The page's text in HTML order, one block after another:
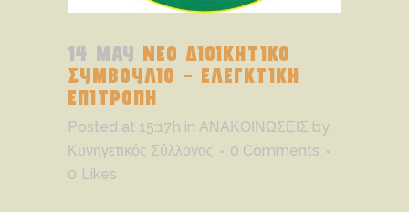
14 MAY ΝΕΟ ΔΙΟΙΚΗΤΙΚΟ
ΣΥΜΒΟΥΛΙΟ – ΕΛΕΓΚΤΙΚΗ
ΕΠΙΤΡΟΠΗ
Posted at 15:17h in ΑΝΑΚΟΙΝΩΣΕΙΣ by
Κυνηγετικός Σύλλογος
0 Comments
0 Likes